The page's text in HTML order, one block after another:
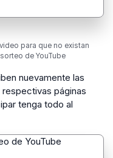
para que no existan
de YouTube
nuevamente las
páginas
tenga todo al